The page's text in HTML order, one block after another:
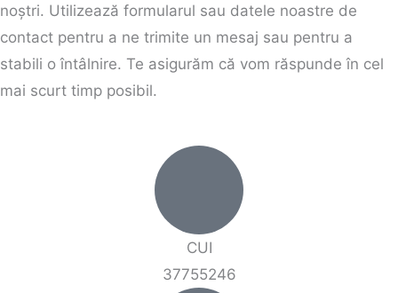
noștri. Utilizează formularul sau datele noastre de
contact pentru a ne trimite un mesaj sau pentru a
stabili o întâlnire. Te asigurăm că vom răspunde în cel
mai scurt timp posibil.
CUI
37755246